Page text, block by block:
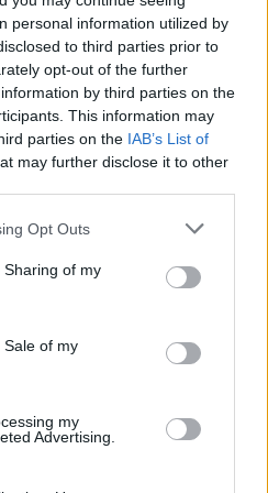
personal information utilized by
to third parties prior to
opt-out of the further
by third parties on the
This information may
parties on the IAB’s List of
may further disclose it to other
Opt Outs
of my
of my
my
Advertising.